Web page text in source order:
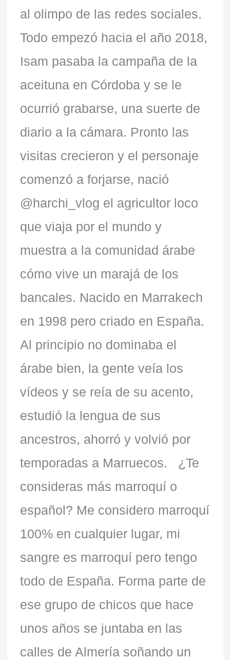
al olimpo de las redes sociales.
Todo empezó hacia el año 2018,
Isam pasaba la campaña de la
aceituna en Córdoba y se le
ocurrió grabarse, una suerte de
diario a la cámara. Pronto las
visitas crecieron y el personaje
comenzó a forjarse, nació
@harchi_vlog el agricultor loco
que viaja por el mundo y
muestra a la comunidad árabe
cómo vive un marajá de los
bancales. Nacido en Marrakech
en 1998 pero criado en España.
Al principio no dominaba el
árabe bien, la gente veía los
vídeos y se reía de su acento,
estudió la lengua de sus
ancestros, ahorró y volvió por
temporadas a Marruecos. ¿Te
consideras más marroquí o
español? Me considero marroquí
100% en cualquier lugar, mi
sangre es marroquí pero tengo
todo de España. Forma parte de
ese grupo de chicos que hace
unos años se juntaba en las
calles de Almería soñando un